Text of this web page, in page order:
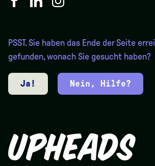
PSST. Sie haben das Ende der Seite
gefunden, wonach Sie gesucht haben?
Ja! Nein, Hilfe?